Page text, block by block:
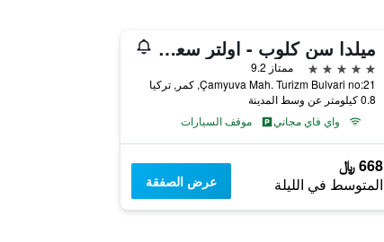
ٕميلدا سن كلوب - اولتر سعر امل جميع الخدمات
5 نجوم
ممتاز 9.2
Çamyuva Mah. Turizm Bulvari no:21, كمر, تركيا
0.8 كيلومتر عن وسط المدينة
واي فاي مجاني
موقف السيارات
668 ﷼
المتوسط في الليلة عرض الصفقة